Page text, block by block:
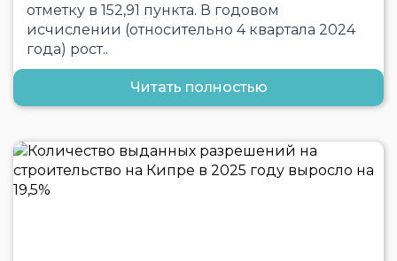
отметку в 152,91 пункта. В годовом
исчислении (относительно 4 квартала 2024
года) рост..
Читать полностью